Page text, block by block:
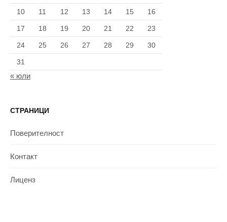
10 11 12 13 14 15 16
17 18 19 20 21 22 23
24 25 26 27 28 29 30
31
« юли
СТРАНИЦИ
Поверителност
Контакт
Лиценз